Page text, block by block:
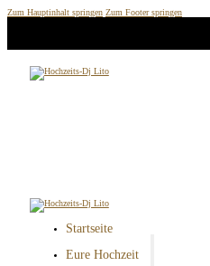
Zum Hauptinhalt springen Zum Footer springen
Startseite
Eure Hochzeit